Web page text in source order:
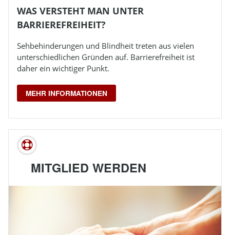
WAS VERSTEHT MAN UNTER
BARRIEREFREIHEIT?
Sehbehinderungen und Blindheittreten aus vielen
unterschiedlichen Gründen auf. Barrierefreiheit ist
daher ein wichtiger Punkt.
MEHR INFORMATIONEN
MITGLIED WERDEN